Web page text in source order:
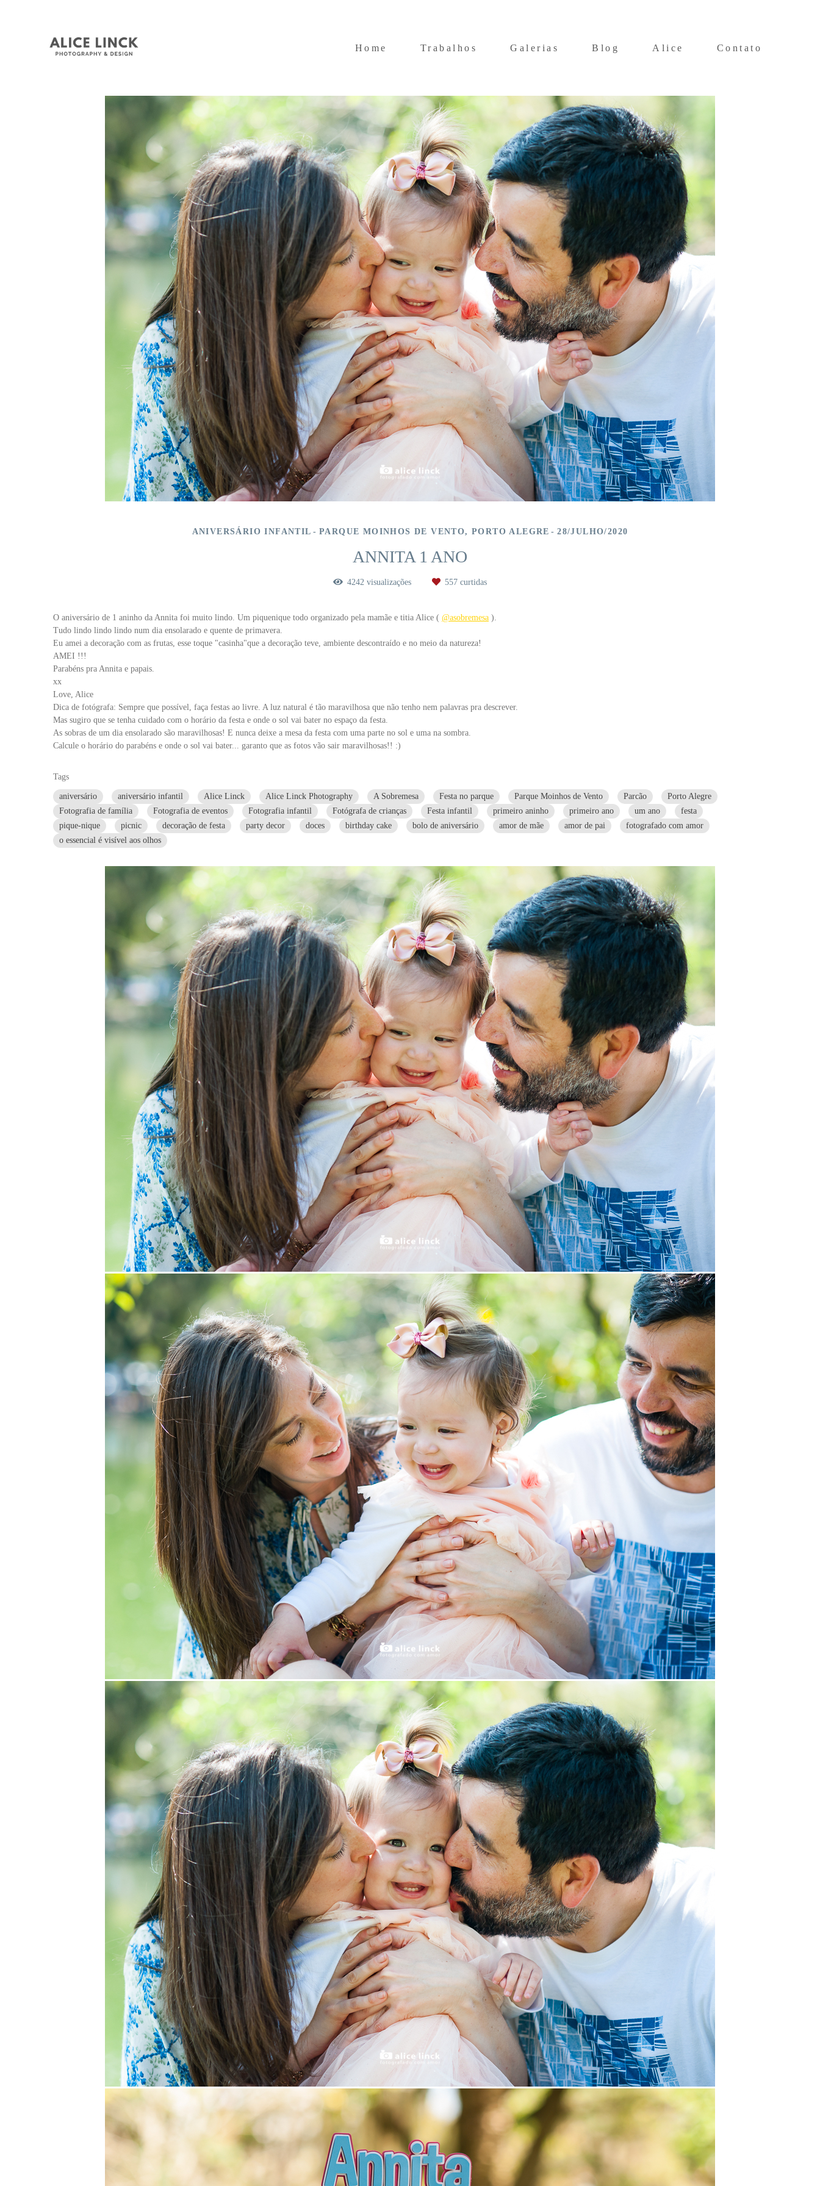
Home Trabalhos Galerias Blog Alice Contato
ANIVERSÁRIO INFANTIL PARQUE MOINHOS DE VENTO, PORTO ALEGRE 28/JULHO/2020
ANNITA 1 ANO
4242 visualizações 557 curtidas
O aniversário de 1 aninho da Annita foi muito lindo. Um piquenique todo organizado pela mamãe e titia Alice ( @asobremesa ).
Tudo lindo lindo lindo num dia ensolarado e quente de primavera.
Eu amei a decoração com as frutas, esse toque "casinha"que a decoração teve, ambiente descontraído e no meio da natureza!
AMEI !!!
Parabéns pra Annita e papais.
xx
Love, Alice
Dica de fotógrafa: Sempre que possível, faça festas ao livre. A luz natural é tão maravilhosa que não tenho nem palavras pra descrever.
Mas sugiro que se tenha cuidado com o horário da festa e onde o sol vai bater no espaço da festa.
As sobras de um dia ensolarado são maravilhosas! E nunca deixe a mesa da festa com uma parte no sol e uma na sombra.
Calcule o horário do parabéns e onde o sol vai bater... garanto que as fotos vão sair maravilhosas!! :)
Tags
aniversário aniversário infantil Alice Linck Alice Linck Photography A Sobremesa Festa no parque Parque Moinhos de Vento Parcão
Porto Alegre
Fotografia de família
Fotografia de eventos Fotografia infantil Fotógrafa de crianças Festa infantil primeiro aninho primeiro ano um ano
festa
pique-nique
picnic decoração de festa party decor doces birthday cake bolo de aniversário amor de mãe amor de pai
fotografado com amor
o essencial é visível aos olhos